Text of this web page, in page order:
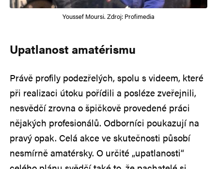
Youssef Moursi. Zdroj: Profimedia
Upatlanost amatérismu
Právě profily podezřelých, spolu s videem, které
při realizaci útoku pořídili a posléze zveřejnili,
nesvědčí zrovna o špičkově provedené práci
nějakých profesionálů. Odborníci poukazují na
pravý opak. Celá akce ve skutečnosti působí
nesmírně amatérsky. O určité „upatlanosti“